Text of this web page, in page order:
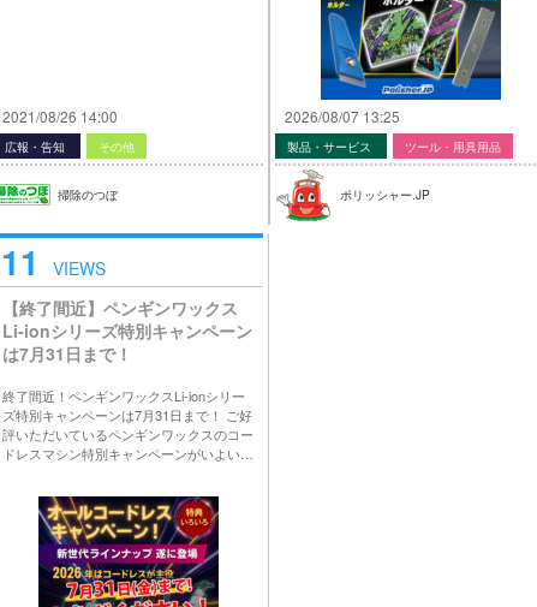
2021/08/26 14:00
広報・告知 その他
掃除のつぼ
2026/08/07 13:25
製品・サービス ツール・用具用品
ポリッシャー.JP
11
VIEWS
【終了間近】ペンギンワックス
Li-ionシリーズ特別キャンペーン
は7月31日まで！
終了間近！ペンギンワックスLi-ionシリー
ズ特別キャンペーンは7月31日まで！ ご好
評いただいているペンギンワックスのコー
ドレスマシン特別キャンペーンがいよい…